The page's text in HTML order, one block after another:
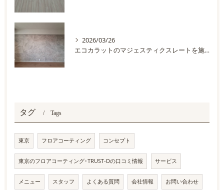
2026/03/26
エコカラットのマジェスティクスレートを施工しました
タグ Tags
東京 フロアコーティング コンセプト
東京のフロアコーティング･TRUST-Dの口コミ情報 サービス
メニュー スタッフ よくある質問 会社情報 お問い合わせ